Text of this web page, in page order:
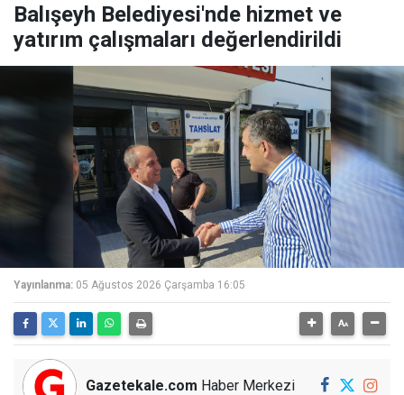
Balışeyh Belediyesi'nde hizmet ve
yatırım çalışmaları değerlendirildi
Yayınlanma: 05 Ağustos 2026 Çarşamba 16:05
Gazetekale.com Haber Merkezi